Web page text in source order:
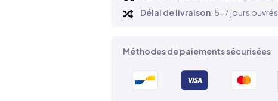
Délai de livraison: 5-7 jours ouvrés
Méthodes de paiements sécurisées